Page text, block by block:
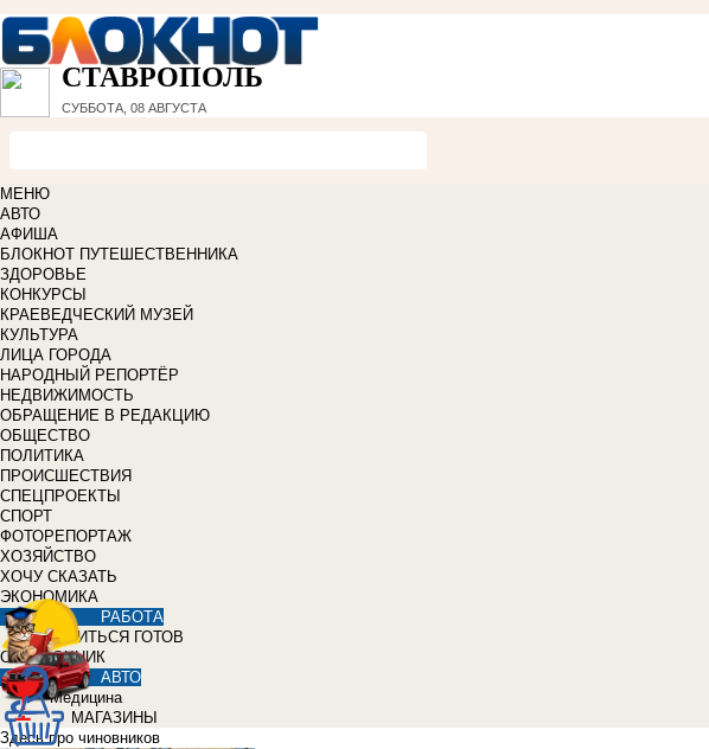
СТАВРОПОЛЬ
СУББОТА, 08 АВГУСТА
МЕНЮ
АВТО
АФИША
БЛОКНОТ ПУТЕШЕСТВЕННИКА
ЗДОРОВЬЕ
КОНКУРСЫ
КРАЕВЕДЧЕСКИЙ МУЗЕЙ
КУЛЬТУРА
ЛИЦА ГОРОДА
НАРОДНЫЙ РЕПОРТЁР
НЕДВИЖИМОСТЬ
ОБРАЩЕНИЕ В РЕДАКЦИЮ
ОБЩЕСТВО
ПОЛИТИКА
ПРОИСШЕСТВИЯ
СПЕЦПРОЕКТЫ
СПОРТ
ФОТОРЕПОРТАЖ
ХОЗЯЙСТВО
ХОЧУ СКАЗАТЬ
ЭКОНОМИКА
РАБОТА
УЧИТЬСЯ ГОТОВ
СПРАВОЧНИК
АВТО
Медицина
МАГАЗИНЫ
Здесь про чиновников